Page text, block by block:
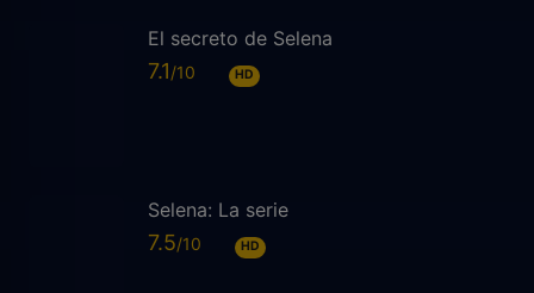
El secreto de Selena
7.1 HD
Selena: La serie
7.5 HD